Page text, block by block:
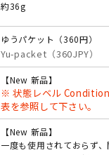
約36g
ゆうパケット（360円）
Yu-packet（360JPY）
【New 新品】
※ 状態レベル
表を参照して下さい。
【New 新品】
一度も使用されておらず